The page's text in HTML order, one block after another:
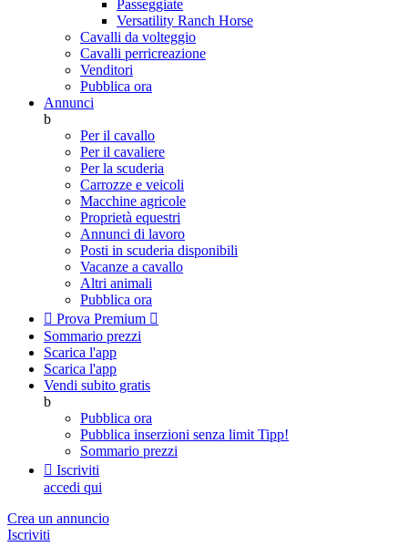
Passeggiate
Versatility Ranch Horse
Cavalli da volteggio
Cavalli perricreazione
Venditori
Pubblica ora
Annunci
b
Per il cavallo
Per il cavaliere
Per la scuderia
Carrozze e veicoli
Macchine agricole
Proprietà equestri
Annunci di lavoro
Posti in scuderia disponibili
Vacanze a cavallo
Altri animali
Pubblica ora
 Prova Premium 
Sommario prezzi
Scarica l'app
Scarica l'app
Vendi subito gratis
b
Pubblica ora
Pubblica inserzioni senza limit Tipp!
Sommario prezzi
 Iscriviti
accedi qui
Crea un annuncio
Iscriviti